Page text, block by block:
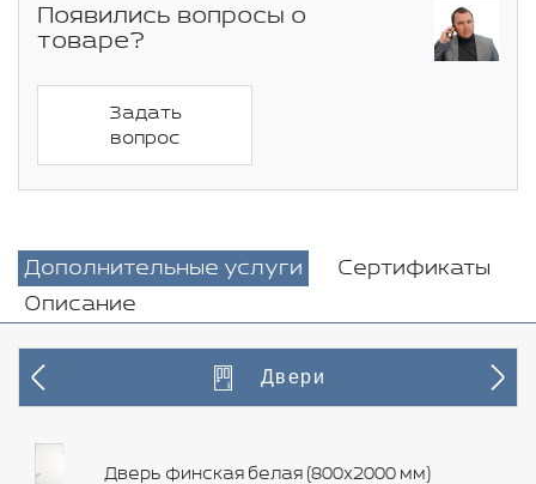
Появились вопросы о
товаре?
Задать
вопрос
Дополнительные услуги
Сертификаты
Описание
Двери
Дверь финская белая (800х2000 мм)